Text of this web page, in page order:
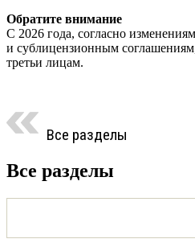
Обратите внимание
С 2026 года, согласно
и сублицензионным
третьи лицам.
Все разделы
Все разделы